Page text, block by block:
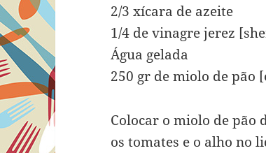
2/3 xícara de azeite
1/4 de vinagre jerez
Água gelada
250 gr de miolo de pão
Colocar o miolo de pão
os tomates e o alho no